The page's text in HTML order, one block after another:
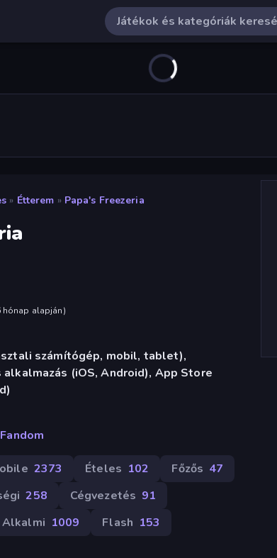
» Étterem » Papa's Freezeria
hónap alapján)
számítógép, mobil, tablet),
alkalmazás (iOS, Android), App Store
Fandom
2373 Ételes 102 Főzős 47
258 Cégvezetés 91
Alkalmi 1009 Flash 153